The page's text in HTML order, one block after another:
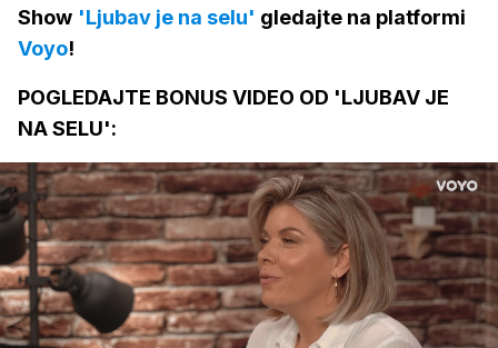
Show 'Ljubav je na selu' gledajte na platformi
Voyo!
POGLEDAJTE BONUS VIDEO OD 'LJUBAV JE
NA SELU':